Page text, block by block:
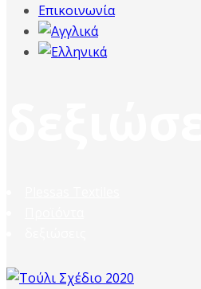
Επικοινωνία